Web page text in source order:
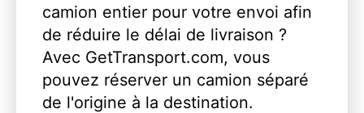
camion entier pour votre envoi afin
de réduire le délai de livraison ?
Avec GetTransport.com, vous
pouvez réserver un camion séparé
de l'origine à la destination.